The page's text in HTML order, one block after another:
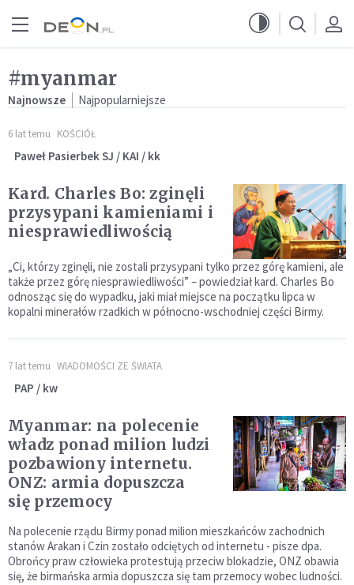
#myanmar
Najnowsze Najpopularniejsze
6 lat temu KOŚCIÓŁ
Paweł Pasierbek SJ / KAI / kk
Kard. Charles Bo: zginęli
przysypani kamieniami i
niesprawiedliwością
„Ci, którzy zginęli, nie zostali przysypani tylko przez górę kamieni, ale
także przez górę niesprawiedliwości” – powiedział kard. Charles Bo
odnosząc się do wypadku, jaki miał miejsce na początku lipca w
kopalni minerałów rzadkich w północno-wschodniej części Birmy.
7 lat temu WIADOMOŚCI ZE ŚWIATA
PAP / kw
Myanmar: na polecenie
władz ponad milion ludzi
pozbawiony internetu.
ONZ: armia dopuszcza
się przemocy
Na polecenie rządu Birmy ponad milion mieszkańców zachodnich
stanów Arakan i Czin zostało odciętych od internetu - pisze dpa.
Obrońcy praw człowieka protestują przeciw blokadzie, ONZ obawia
się, że birmańska armia dopuszcza się tam przemocy wobec ludności.